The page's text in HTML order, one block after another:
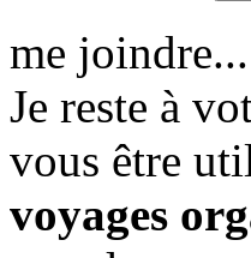
me joindre...
Je reste à
vous être
voyages